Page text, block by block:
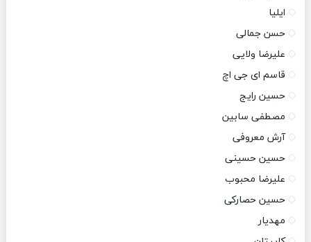
ایلیا
حسن جمالی
علیرضا ولایی
قاسم ای جی اچ
حسین رایج
مصطفی سابین
آرش معروفی
حسین حسینی
علیرضا محبوب
حسین حصارکی
مهدیار